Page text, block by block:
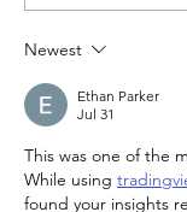
welcome,
Newest
Ethan Parker
Jul 31
This was one of the
While using
found your insights